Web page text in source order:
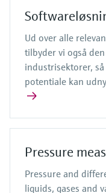
Ud over alle
tilbyder vi også
industrisektorer,
potentiale kan
Pressure
Pressure and
liquids, gases and